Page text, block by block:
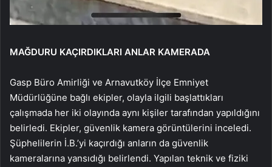
MAĞDURU KAÇIRDIKLARI ANLAR KAMERADA
Gasp Büro Amirliği ve Arnavutköy İlçe Emniyet
Müdürlüğüne bağlı ekipler, olayla ilgili başlattıkları
çalışmada her iki olayında aynı kişiler tarafından yapıldığını
belirledi. Ekipler, güvenlik kamera görüntülerini inceledi.
Şüphelilerin İ.B.’yi kaçırdığı anların da güvenlik
kameralarına yansıdığı belirlendi. Yapılan teknik ve fiziki